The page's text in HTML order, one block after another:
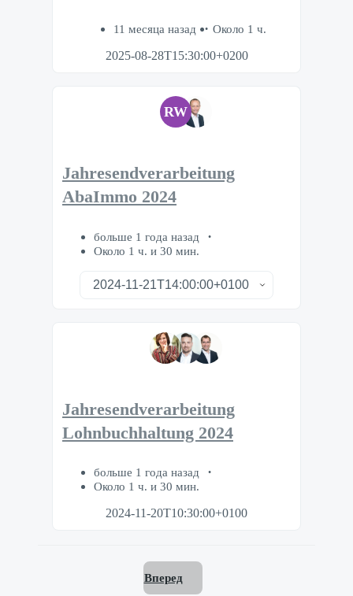
11 месяца назад
Около 1 ч.
2025-08-28T15:30:00+0200
RW
Jahresendverarbeitung
AbaImmo 2024
больше 1 года назад
Около 1 ч. и 30 мин.
Jahresendverarbeitung
Lohnbuchhaltung 2024
больше 1 года назад
Около 1 ч. и 30 мин.
2024-11-20T10:30:00+0100
Вперед